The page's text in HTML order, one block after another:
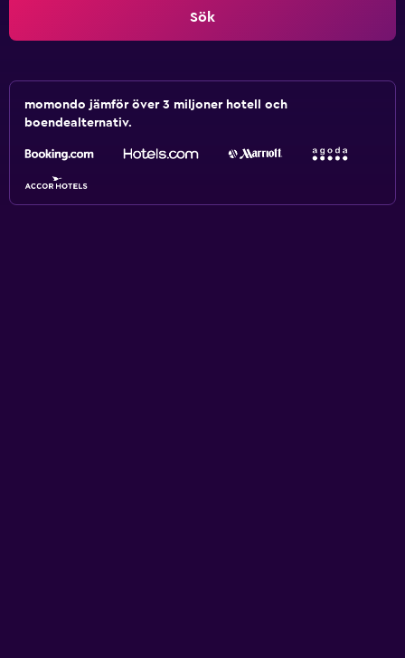
Sök
momondo jämför över 3 miljoner hotell och
boendealternativ.